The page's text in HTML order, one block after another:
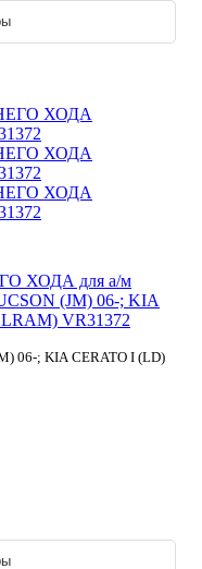
ХОДА для а/м
(JM) 06-; KIA
VR31372
06-; KIA CERATO I (LD)